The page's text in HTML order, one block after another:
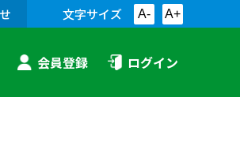
文字サイズ A- A+
会員登録 ログイン